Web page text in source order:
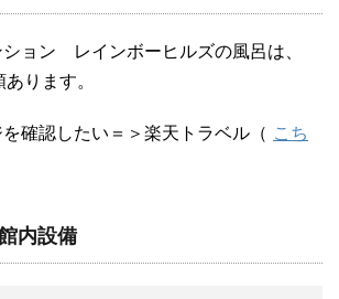
ョン レインボーヒルズの風呂は、
ります。
確認したい＝＞楽天トラベル（ こち
内設備